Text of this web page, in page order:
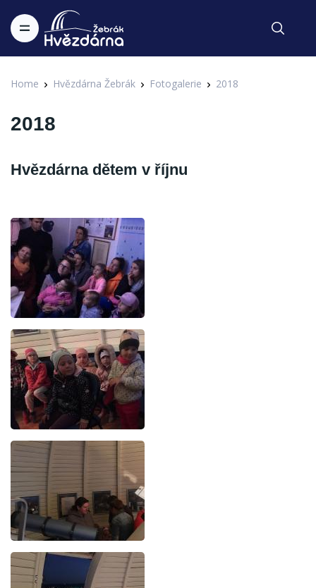
Home Hvězdárna Žebrák Fotogalerie 2018
2018
Hvězdárna dětem v říjnu